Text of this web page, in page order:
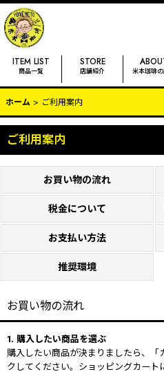
ITEM LIST
商品一覧
STORE
店舗紹介 米本珈琲
ホーム > ご利用案内
ご利用案内
お買い物の流れ
税金について
お支払い方法
推奨環境
お買い物の流れ
1. 購入したい商品を選ぶ
購入したい商品が決まりましたら、「
クしてください。ショッピングカート